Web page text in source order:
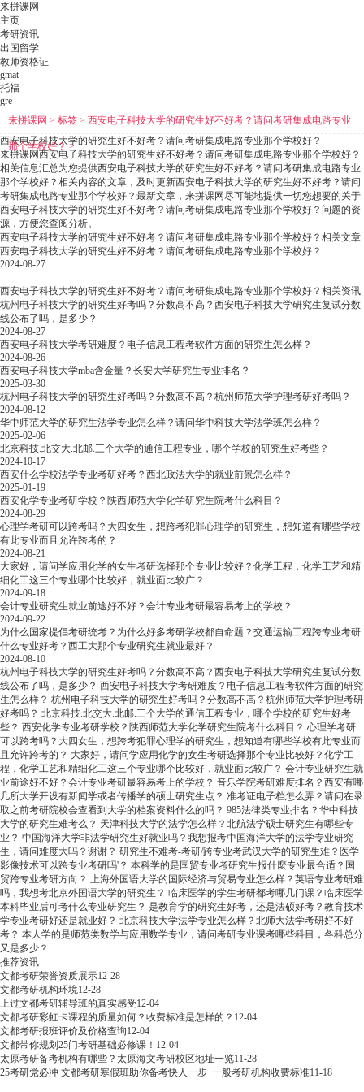
来拼课网
主页
考研资讯
出国留学
教师资格证
gmat
托福
gre
来拼课网 > 标签 > 西安电子科技大学的研究生好不好考？请问考研集成电路专业
那个学校好？>
西安电子科技大学的研究生好不好考？请问考研集成电路专业那个学校好？
来拼课网西安电子科技大学的研究生好不好考？请问考研集成电路专业那个学校好？
相关信息汇总为您提供西安电子科技大学的研究生好不好考？请问考研集成电路专业
那个学校好？相关内容的文章，及时更新西安电子科技大学的研究生好不好考？请问
考研集成电路专业那个学校好？最新文章，来拼课网尽可能地提供一切您想要的关于
西安电子科技大学的研究生好不好考？请问考研集成电路专业那个学校好？问题的资
源，方便您查阅分析。
西安电子科技大学的研究生好不好考？请问考研集成电路专业那个学校好？相关文章
西安电子科技大学的研究生好不好考？请问考研集成电路专业那个学校好？
2024-08-27
西安电子科技大学的研究生好不好考？请问考研集成电路专业那个学校好？相关资讯
杭州电子科技大学的研究生好考吗？分数高不高？西安电子科技大学研究生复试分数
线公布了吗，是多少？
2024-08-27
西安电子科技大学考研难度？电子信息工程考软件方面的研究生怎么样？
2024-08-26
西安电子科技大学mba含金量？长安大学研究生专业排名？
2025-03-30
杭州电子科技大学的研究生好考吗？分数高不高？杭州师范大学护理考研好考吗？
2024-08-12
华中师范大学的研究生法学专业怎么样？请问华中科技大学法学班怎么样？
2025-02-06
北京科技.北交大.北邮.三个大学的通信工程专业，哪个学校的研究生好考些？
2024-10-17
西安什么学校法学专业考研好考？西北政法大学的就业前景怎么样？
2025-01-19
西安化学专业考研学校？陕西师范大学化学研究生院考什么科目？
2024-08-29
心理学考研可以跨考吗？大四女生，想跨考犯罪心理学的研究生，想知道有哪些学校
有此专业而且允许跨考的？
2024-08-21
大家好，请问学应用化学的女生考研选择那个专业比较好？化学工程，化学工艺和精
细化工这三个专业哪个比较好，就业面比较广？
2024-09-18
会计专业研究生就业前途好不好？会计专业考研最容易考上的学校？
2024-09-22
为什么国家提倡考研统考？为什么好多考研学校都自命题？交通运输工程跨专业考研
什么专业好考？西工大那个专业研究生就业最好？
2024-08-10
杭州电子科技大学的研究生好考吗？分数高不高？西安电子科技大学研究生复试分数
线公布了吗，是多少？ 西安电子科技大学考研难度？电子信息工程考软件方面的研究
生怎么样？ 杭州电子科技大学的研究生好考吗？分数高不高？杭州师范大学护理考研
好考吗？ 北京科技.北交大.北邮.三个大学的通信工程专业，哪个学校的研究生好考
些？ 西安化学专业考研学校？陕西师范大学化学研究生院考什么科目？ 心理学考研
可以跨考吗？大四女生，想跨考犯罪心理学的研究生，想知道有哪些学校有此专业而
且允许跨考的？ 大家好，请问学应用化学的女生考研选择那个专业比较好？化学工
程，化学工艺和精细化工这三个专业哪个比较好，就业面比较广？ 会计专业研究生就
业前途好不好？会计专业考研最容易考上的学校？ 音乐学院考研难度排名？西安有哪
几所大学开设有新闻学或者传播学的硕士研究生点？ 准考证电子档怎么弄？请问在录
取之前考研院校会查看到大学的档案资料什么的吗？ 985法律类专业排名？华中科技
大学的研究生难考么？ 天津科技大学的法学怎么样？北航法学硕士研究生有哪些专
业？ 中国海洋大学非法学研究生好就业吗？我想报考中国海洋大学的法学专业研究
生，请问难度大吗？谢谢？ 研究生不难考-考研/跨专业考武汉大学的研究生难？医学
影像技术可以跨专业考研吗'？ 本科学的是国贸专业考研究生报什麼专业最合适？国
贸跨专业考研方向？ 上海外国语大学的国际经济与贸易专业怎么样？英语专业考研难
吗，我想考北京外国语大学的研究生？ 临床医学的学生考研都考哪几门课？临床医学
本科毕业后可考什么专业研究生？ 是教育学的研究生好考，还是法硕好考？教育技术
学专业考研好还是就业好？ 北京科技大学法学专业怎么样？北师大法学考研好不好
考？ 本人学的是师范类数学与应用数学专业，请问考研专业课考哪些科目，各科总分
又是多少？
推荐资讯
文都考研荣誉资质展示12-28
文都考研机构环境12-28
上过文都考研辅导班的真实感受12-04
文都考研彩虹卡课程的质量如何？收费标准是怎样的？ 12-04
文都考研报班评价及价格查询12-04
文都带你规划25门考研基础必修课！ 12-04
太原考研备考机构有哪些？太原海文考研校区地址一览11-28
25考研党必冲 文都考研寒假班助你备考快人一步_一般考研机构收费标准11-18